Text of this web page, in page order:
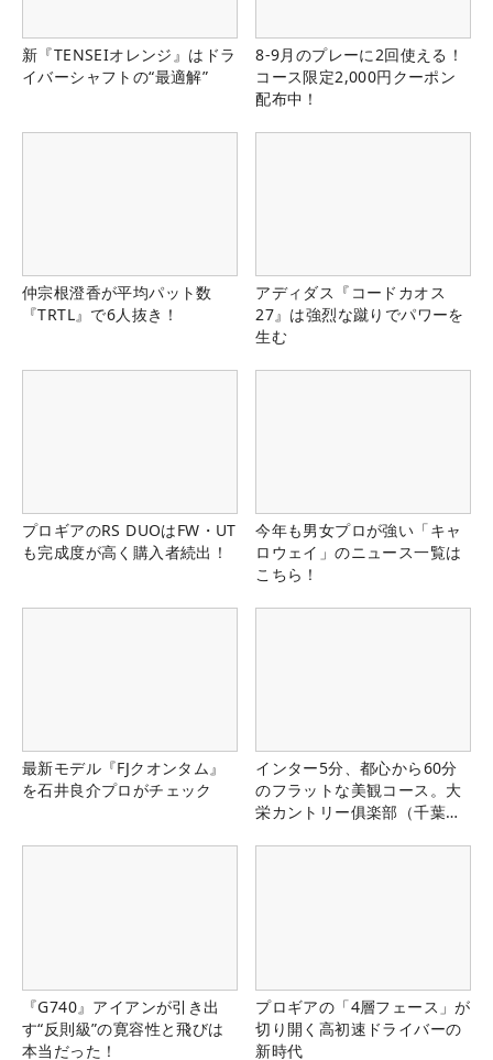
新『TENSEIオレンジ』はドラ
イバーシャフトの“最適解”
8-9月のプレーに2回使える！
コース限定2,000円クーポン
配布中！
仲宗根澄香が平均パット数
『TRTL』で6人抜き！
アディダス『コードカオス
27』は強烈な蹴りでパワーを
生む
プロギアのRS DUOはFW・UT
も完成度が高く購入者続出！
今年も男女プロが強い「キャ
ロウェイ」のニュース一覧は
こちら！
最新モデル『FJクオンタム』
を石井良介プロがチェック
インター5分、都心から60分
のフラットな美観コース。大
栄カントリー俱楽部（千葉
『G740』アイアンが引き出
す“反則級”の寛容性と飛びは
本当だった！
プロギアの「4層フェース」が
切り開く高初速ドライバーの
新時代